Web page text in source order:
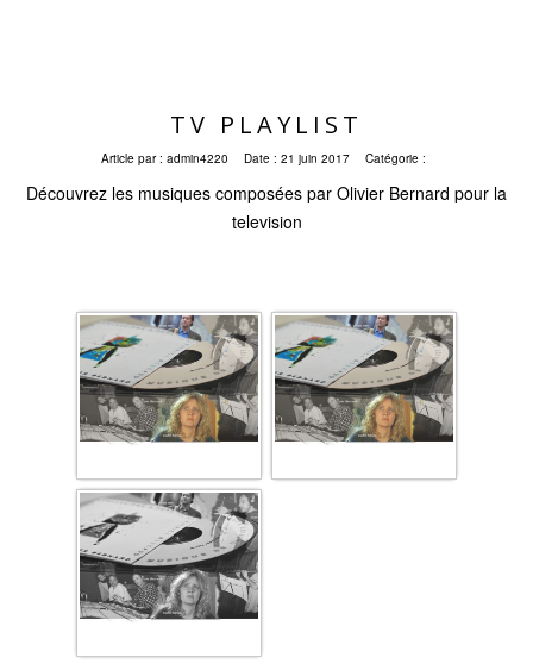
TV PLAYLIST
Article par : admin4220 Date : 21 juin 2017 Catégorie :
Découvrez les musiques composées par Olivier Bernard pour la
television